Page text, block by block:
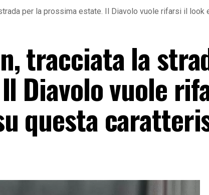
per la prossima estate. Il Diavolo vuole rifarsi il
tracciata la
Diavolo vuole
questa